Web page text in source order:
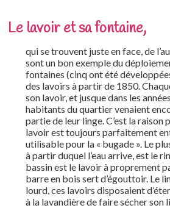
Le lavoir et sa fontaine,
qui se trouvent juste en face, de
sont un bon exemple du
fontaines (cinq ont été
des lavoirs à partir de 1850.
son lavoir, et jusque dans les
habitants du quartier venaient
partie de leur linge. C’est la raison
lavoir est toujours parfaitement
utilisable pour la « bugade ». Le
à partir duquel l’eau arrive, est le
bassin est le lavoir à proprement
barre en bois sert d’égouttoir. Le
lourd, ces lavoirs disposaient
à la lavandière de faire sécher son